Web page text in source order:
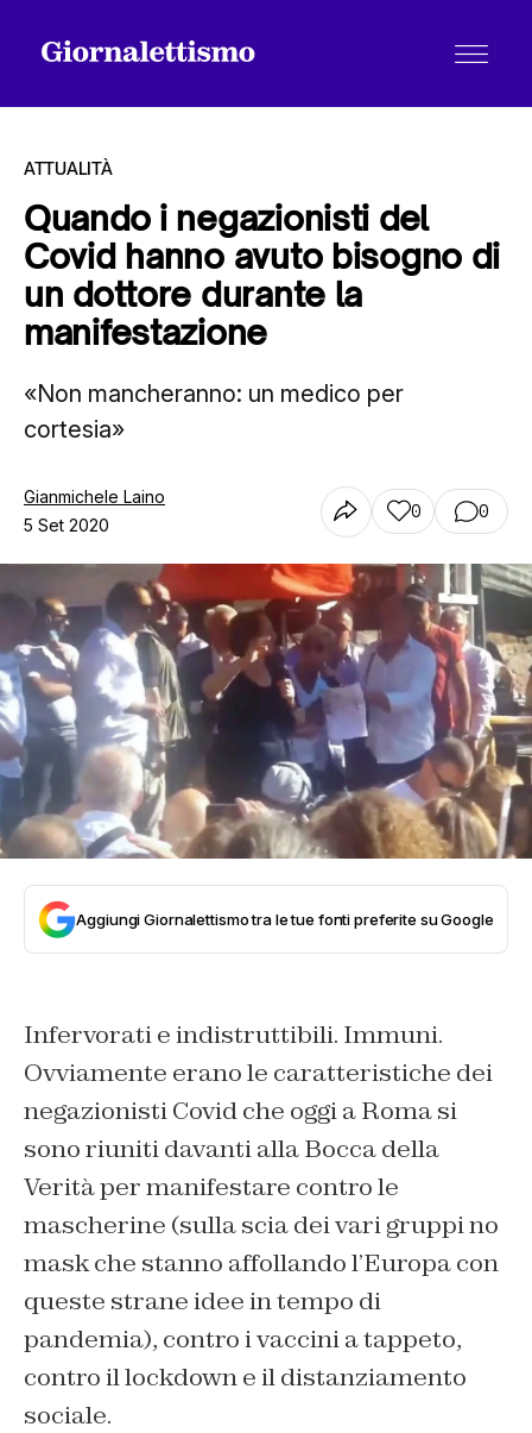
Tutti gli articoli
ATTUALITÀ
Quando i negazionisti del
Covid hanno avuto bisogno di
un dottore durante la
manifestazione
«Non mancheranno: un medico per
cortesia»
Gianmichele Laino
5 Set 2020
0 0
Aggiungi Giornalettismo tra le tue fonti preferite su Google
Infervorati e indistruttibili. Immuni.
Ovviamente erano le caratteristiche dei
negazionisti Covid che oggi a Roma si
sono riuniti davanti alla Bocca della
Verità per manifestare contro le
mascherine (sulla scia dei vari gruppi no
mask che stanno affollando l’Europa con
queste strane idee in tempo di
pandemia), contro i vaccini a tappeto,
contro il lockdown e il distanziamento
sociale.